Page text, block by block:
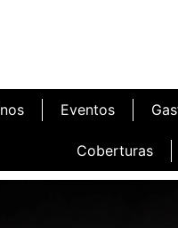
Eventos
Coberturas